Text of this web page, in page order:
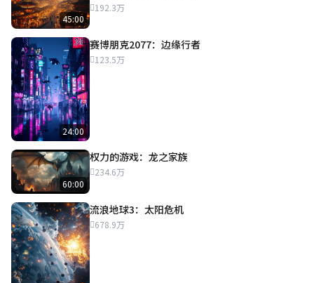
45:00
192.3万
24:00
赛博朋克2077：边缘行者
123.5万
60:00
权力的游戏：龙之家族
234.6万
流浪地球3：太阳危机
678.9万